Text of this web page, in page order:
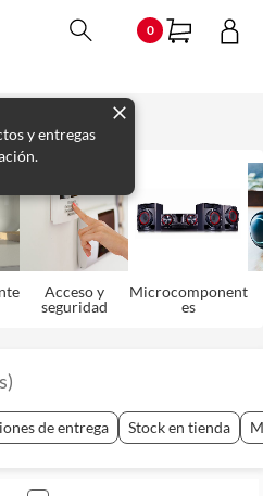
0
y entregas
Acceso y
seguridad
Microcomponent
es
)
de entrega Stock en tienda